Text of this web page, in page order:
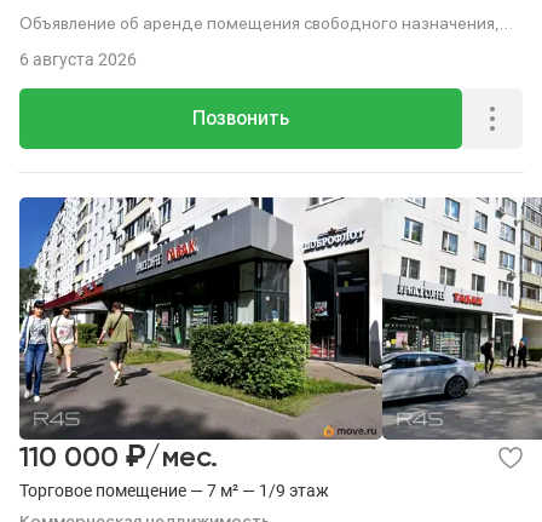
Объявление об аренде помещения свободного назначения,
Позвонить
6 августа 2026
Торговое помещение — 7 м² — 1/9 этаж
110 000 ₽/мес.